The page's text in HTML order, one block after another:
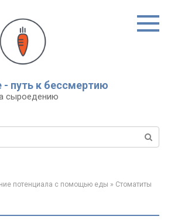
путь к бессмертию
сыроедению
потенциала с помощью еды » Стоматиты